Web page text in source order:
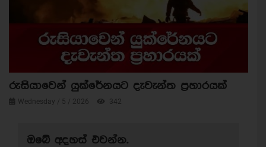
රුසියාවෙන් යුක්රේනයට දැවැන්ත ප්‍රහාරයක්
Wednesday / 5 / 2026 342
ඔබේ අදහස් එවන්න.